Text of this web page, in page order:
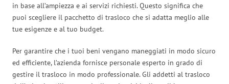
in base all’ampiezza e ai servizi richiesti. Questo significa che
puoi scegliere il pacchetto di trasloco che si adatta meglio alle
tue esigenze e al tuo budget.
Per garantire che i tuoi beni vengano maneggiati in modo sicuro
ed efficiente, l’azienda fornisce personale esperto in grado di
gestire il trasloco in modo professionale. Gli addetti al trasloco